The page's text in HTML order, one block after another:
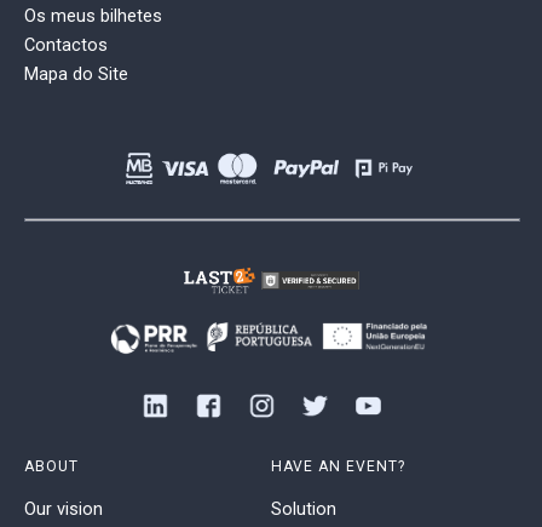
Os meus bilhetes
Contactos
Mapa do Site
ABOUT
Our vision
HAVE AN EVENT?
Solution